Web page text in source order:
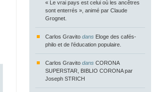
« Le vrai pays est celui où les ancêtres
sont enterrés », animé par Claude
Grognet.
Carlos Gravito dans Eloge des cafés-
philo et de l’éducation populaire.
Carlos Gravito dans CORONA
SUPERSTAR, BIBLIO CORONA par
Joseph STRICH